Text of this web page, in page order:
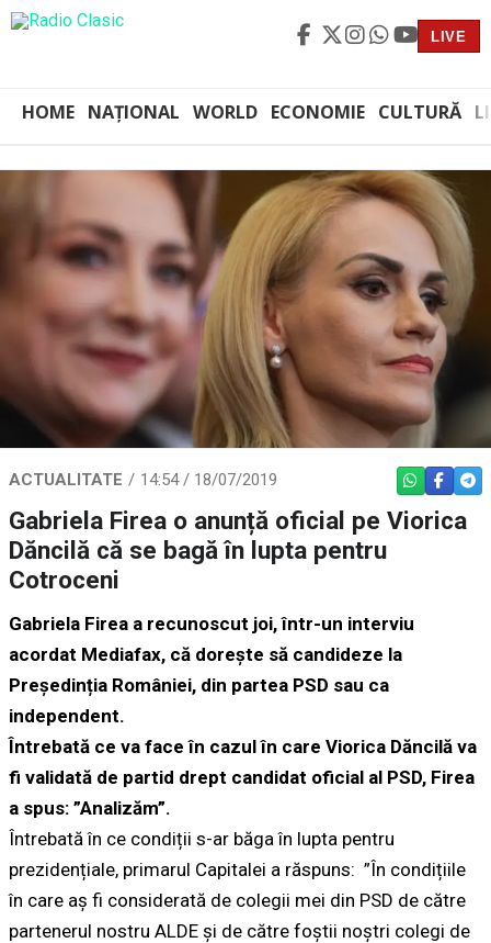
LIVE
HOME NAȚIONAL WORLD ECONOMIE CULTURĂ
ACTUALITATE 14:54 / 18/07/2019 WHATSAPP
Gabriela Firea o anunță oficial pe Viorica
Dăncilă că se bagă în lupta pentru
Cotroceni
Gabriela Firea a recunoscut joi, într-un interviu
acordat Mediafax, că dorește să candideze la
Președinția României, din partea PSD sau ca
independent.
Întrebată ce va face în cazul în care Viorica Dăncilă va
fi validată de partid drept candidat oficial al PSD, Firea
a spus: ”Analizăm”.
Întrebată în ce condiții s-ar băga în lupta pentru
prezidențiale, primarul Capitalei a răspuns: ”În condițiile
în care aș fi considerată de colegii mei din PSD de către
partenerul nostru ALDE și de către foștii noștri colegi de